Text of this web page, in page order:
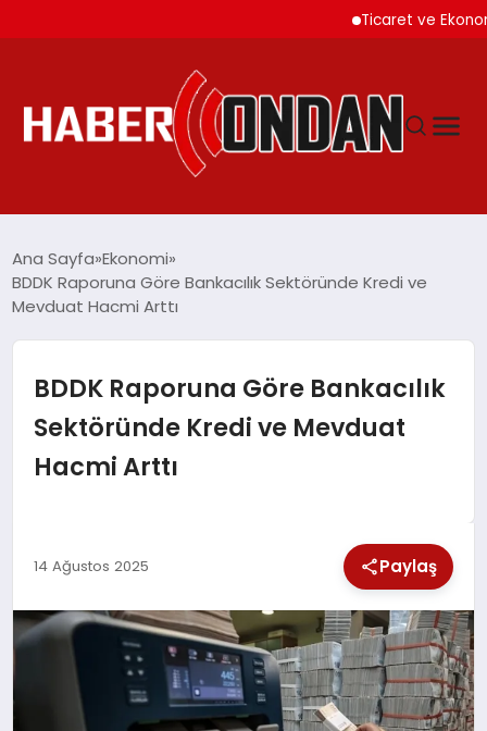
Ticaret ve Ekonomik
SIYASET
DÜNYA
EKONOMI
TEKNOLOJI
YAŞAM
Ana Sayfa Ekonomi
BDDK Raporuna Göre Bankacılık Sektöründe Kredi ve
Mevduat Hacmi Arttı
BDDK Raporuna Göre Bankacılık
Sektöründe Kredi ve Mevduat
Hacmi Arttı
14 Ağustos 2025 Paylaş